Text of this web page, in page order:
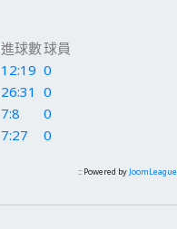
進球數球員
12:19 0
26:31 0
7:8
0
7:27 0
:: Powered by JoomLeague